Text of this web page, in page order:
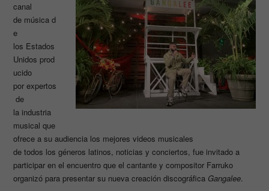
canal
de música d
e
los Estados
Unidos prod
ucido
por expertos
de
la industria
musical que
ofrece a su audiencia los mejores videos musicales
de todos los géneros latinos, noticias y conciertos, fue invitado a
participar en el encuentro que el cantante y compositor Farruko
organizó para presentar su nueva creación discográfica Gangalee.